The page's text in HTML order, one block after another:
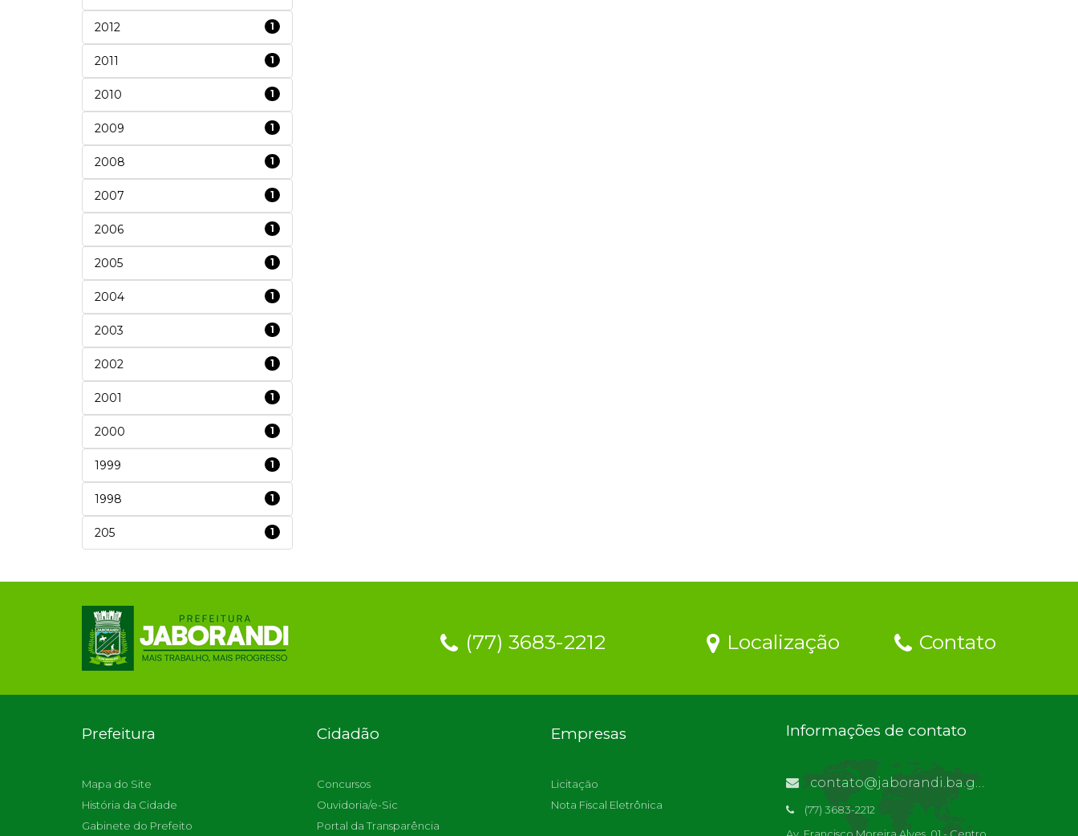
2012 1
2011 1
2010 1
2009 1
2008 1
2007 1
2006 1
2005 1
2004 1
2003 1
2002 1
2001 1
2000 1
1999 1
1998 1
205 1
(77) 3683-2212 Localização Contato
Prefeitura
Mapa do Site
História da Cidade
Gabinete do Prefeito
Cidadão
Concursos
Ouvidoria/e-Sic
Portal da Transparência
Empresas
Licitação
Nota Fiscal Eletrônica
Informações de contato
contato@jaborandi.ba.gov.br | Funcionário Responsável: Ronaldo Da Paz Dourado
(77) 3683-2212